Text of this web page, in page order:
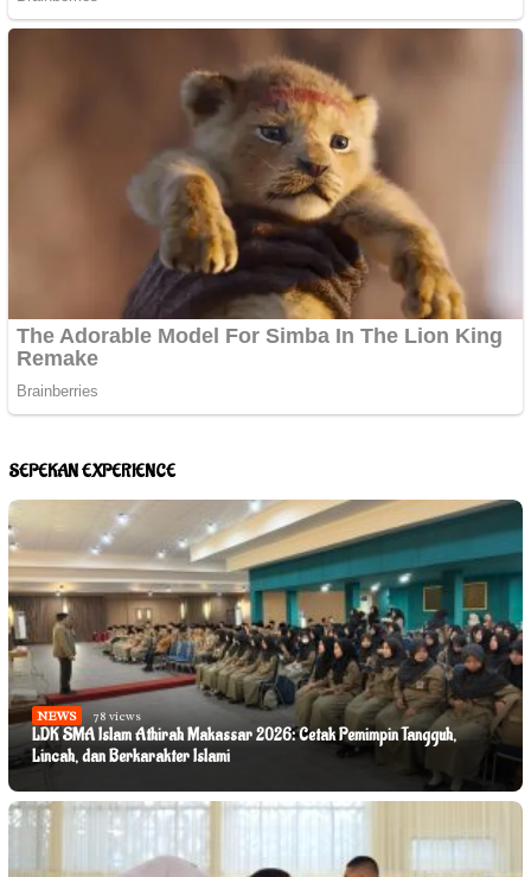
SEPEKAN EXPERIENCE
NEWS 78 views
LDK SMA Islam Athirah Makassar 2026: Cetak Pemimpin Tangguh,
Lincah, dan Berkarakter Islami